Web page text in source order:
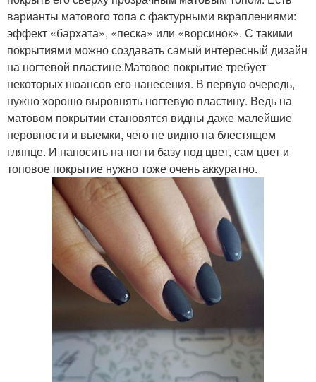
Матовые мониторы Матовые ногти
маникюр гель лаком Маникюр с гель
Топ на гель Матовые топы
варианты матового топа с фактурными вкраплениями:
эффект «бархата», «песка» или «ворсинок». С такими
покрытиями можно создавать самый интересный дизайн
на ногтевой пластине.Матовое покрытие требует
некоторых нюансов его нанесения. В первую очередь,
нужно хорошо выровнять ногтевую пластину. Ведь на
матовом покрытии становятся видны даже малейшие
неровности и выемки, чего не видно на блестящем
глянце. И наносить на ногти базу под цвет, сам цвет и
топовое покрытие нужно тоже очень аккуратно.